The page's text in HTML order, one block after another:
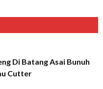
Di Batang Asai Bunuh
Cutter